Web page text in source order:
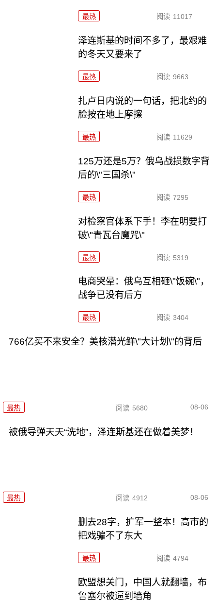
最热 阅读 11017
泽连斯基的时间不多了，最艰难
的冬天又要来了
最热 阅读 9663
扎卢日内说的一句话，把北约的
脸按在地上摩擦
最热 阅读 11629
125万还是5万？俄乌战损数字背
后的\"三国杀\"
最热 阅读 7295
对检察官体系下手！李在明要打
破\"青瓦台魔咒\"
最热 阅读 5319
电商哭晕：俄乌互相砸\"饭碗\"，
战争已没有后方
最热 阅读 3404
766亿买不来安全？美核潜光鲜\"大计划\"的背后
最热 阅读 5680 08-06
被俄导弹天天“洗地”，泽连斯基还在做着美梦！
最热 阅读 4912 08-06
删去28字，扩军一整本！高市的
把戏骗不了东大
最热 阅读 4794
欧盟想关门，中国人就翻墙，布
鲁塞尔被逼到墙角